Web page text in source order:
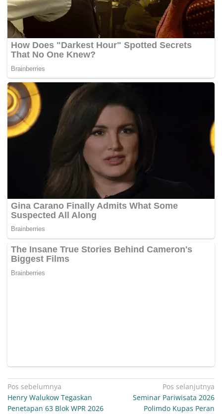
Navigasi
pos
Pos sebelumnya
Henry Walukow Tegaskan
Penetapan 63 Blok WPR 2026
Pos selanjutnya
Seminar Pariwisata 2026
Polimdo Kupas Peran